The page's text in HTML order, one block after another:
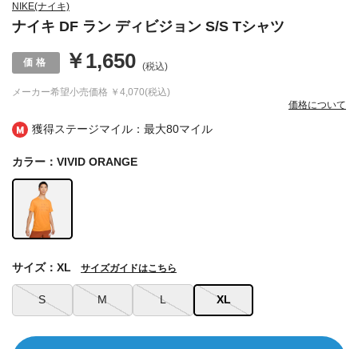
獲得ステージマイル：最大80マイル
NIKE(ナイキ)
ナイキ DF ラン ディビジョン S/S Tシャツ
メーカー希望小売価格 ￥4,070(税込)
￥1,650 (税込)
価格について
カラー：VIVID ORANGE
S M L XL
サイズ：XL サイズガイドはこちら